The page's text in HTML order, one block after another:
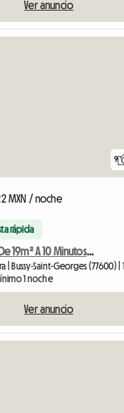
Ver anuncio
9
MXN / noche
rápida
Estudio De 19m² A 10 Minutos De Disney, A 30 Minutos De París
1 noche
Ver anuncio